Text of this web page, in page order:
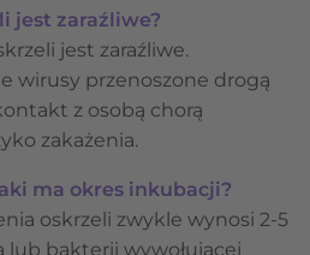
jest zaraźliwe?
jest zaraźliwe.
wirusy przenoszone drogą
z osobą chorą
zakażenia.
ma okres inkubacji?
oskrzeli zwykle wynosi 2-5
lub bakterii wywołującej